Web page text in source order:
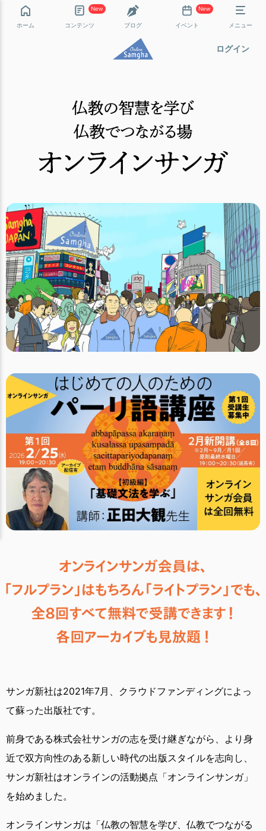
ホーム
New
コンテンツ ブログ
New
イベント メニュー
ログイン
サンガ新社は2021年7月、 クラウドファンディングによっ
て蘇った出版社です。
前身である株式会社サンガの志を受け継ぎながら、 より身
近で双方向性のある新しい時代の出版スタイルを志向し、
サンガ新社はオンラインの活動拠点「オンラインサンガ」
を始めました。
オンラインサンガは 「仏教の智慧を学び、仏教でつながる